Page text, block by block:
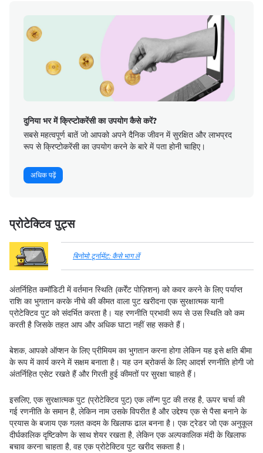
दुनिया भर में क्रिप्टोकरेंसी का उपयोग कैसे करें?
सबसे महत्वपूर्ण बातें जो आपको अपने दैनिक जीवन में सुरक्षित और लाभप्रद
रूप से क्रिप्टोकरेंसी का उपयोग करने के बारे में पता होनी चाहिए।
अधिक पढ़ें
प्रोटेक्टिव पुट्स
बिनोमो टूर्नामेंट: कैसे भाग लें
अंतर्निहित कमॉडिटी में वर्तमान स्थिति (कर्रेंट पोज़िशन) को कवर करने के लिए पर्याप्त
राशि का भुगतान करके नीचे की कीमत वाला पुट खरीदना एक सुरक्षात्मक यानी
प्रोटेक्टिव पुट को संदर्भित करता है। यह रणनीति प्रभावी रूप से उस स्थिति को कम
करती है जिसके तहत आप और अधिक घाटा नहीं सह सकते हैं।
बेशक, आपको ऑप्शन के लिए प्रीमियम का भुगतान करना होगा लेकिन यह इसे क्षति बीमा
के रूप में कार्य करने में सक्षम बनाता है। यह उन ब्रोकर्स के लिए आदर्श रणनीति होगी जो
अंतर्निहित एसेट रखते हैं और गिरती हुई कीमतों पर सुरक्षा चाहते हैं।
इसलिए, एक सुरक्षात्मक पुट (प्रोटेक्टिव पुट) एक लॉन्ग पुट की तरह है, ऊपर चर्चा की
गई रणनीति के समान है, लेकिन नाम उसके विपरीत है और उद्देश्य एक से पैसा बनाने के
प्रयास के बजाय एक गलत कदम के खिलाफ ढाल बनना है। एक ट्रेडर जो एक अनुकूल
दीर्घकालिक दृष्टिकोण के साथ शेयर रखता है, लेकिन एक अल्पकालिक मंदी के खिलाफ
बचाव करना चाहता है, वह एक प्रोटेक्टिव पुट खरीद सकता है।